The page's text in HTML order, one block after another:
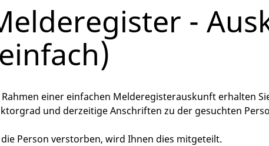
-
einer einfachen Melderegisterauskunft erhalten
und derzeitige Anschriften zu der gesuchten
Person verstorben, wird Ihnen dies mitgeteilt.